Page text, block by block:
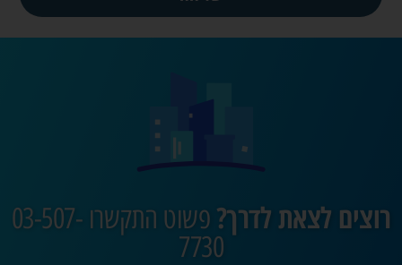
רוצים לצאת לדרך?
פשוט התקשרו 03-507-
7730